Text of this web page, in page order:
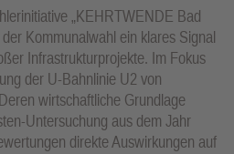
„KEHRTWENDE Bad
Kommunalwahl ein klares Signal
Infrastrukturprojekte. Im Fokus
der U-Bahnlinie U2 von
wirtschaftliche Grundlage
Untersuchung aus dem Jahr
direkte Auswirkungen auf